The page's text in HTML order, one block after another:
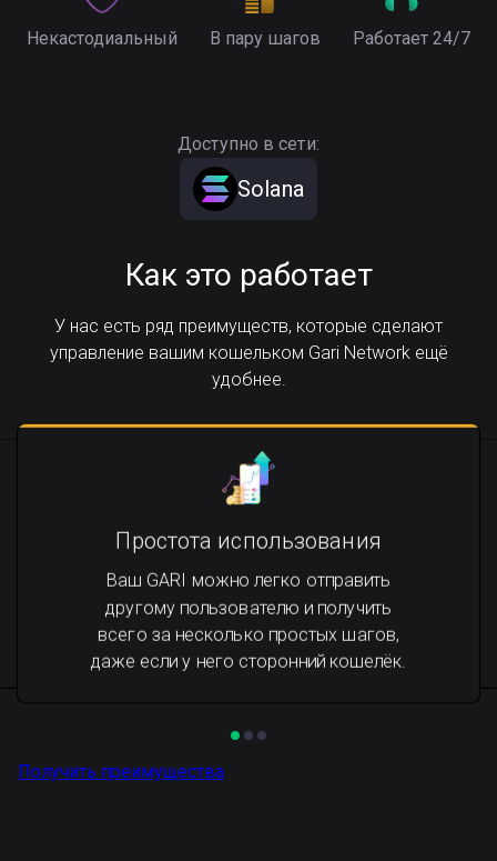
Некастодиальный В пару шагов Работает 24/7
Доступно в сети:
Solana
Как это работает
У нас есть ряд преимуществ, которые сделают
управление вашим кошельком Gari Network ещё
удобнее.
Простота использования
Ваш GARI можно легко отправить
другому пользователю и получить
всего за несколько простых шагов,
даже если у него сторонний кошелёк.
Получить преимущества